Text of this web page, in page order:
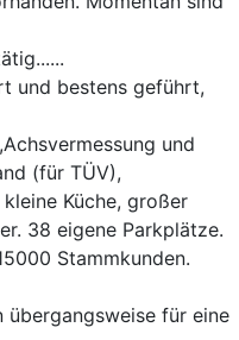
und bestens geführt,
und
(für TÜV),
Küche, großer
38 eigene Parkplätze.
Stammkunden.
übergangsweise für eine